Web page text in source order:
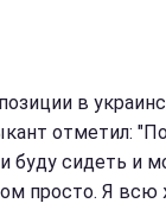
в
отметил:
буду сидеть и
просто. Я всю